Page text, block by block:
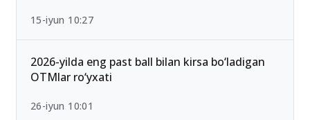
15-iyun 10:27
2026-yilda eng past ball bilan kirsa bo‘ladigan
OTMlar ro‘yxati
26-iyun 10:01